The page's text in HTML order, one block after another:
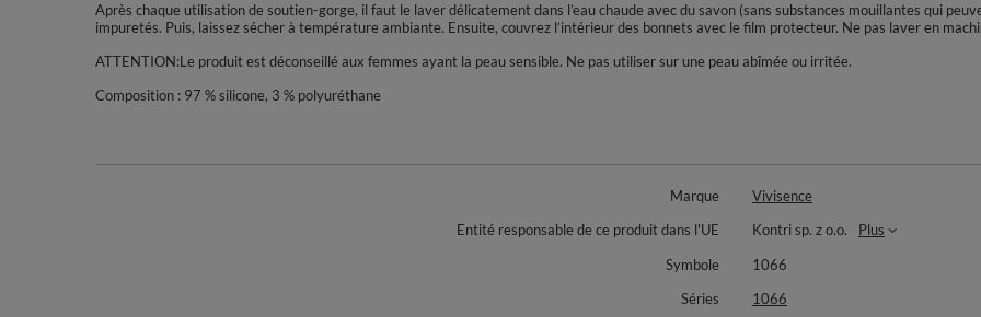
Après chaque utilisation de soutien-gorge, il faut le laver délicatement dans l’eau chaude avec du savon (sans substances mouillantes qui
impuretés. Puis, laissez sécher à température ambiante. Ensuite, couvrez l’intérieur des bonnets avec le film protecteur. Ne pas laver en
ATTENTION:Le produit est déconseillé aux femmes ayant la peau sensible. Ne pas utiliser sur une peau abîmée ou irritée.
Composition : 97 % silicone, 3 % polyuréthane
Marque
Vivisence
Entité responsable de ce produit dans l'UE
Kontri sp. z o.o.
Plus
Symbole
1066
Séries
1066